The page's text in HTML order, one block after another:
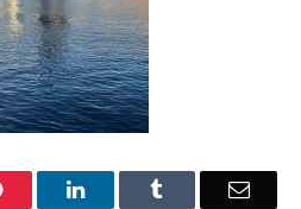
Pinterest LinkedIn Email